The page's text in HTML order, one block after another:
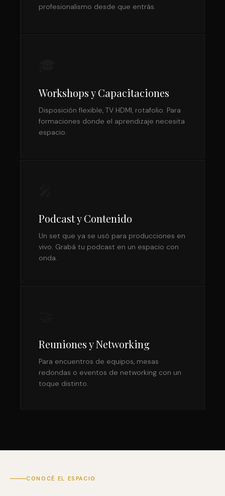
profesionalismo desde que entrás.
Workshops y Capacitaciones
Disposición flexible, TV HDMI, rotafolio. Para
formaciones donde el aprendizaje necesita
espacio.
Podcast y Contenido
Un set que ya se usó para producciones en
vivo. Grabá tu podcast en un espacio con
onda.
Reuniones y Networking
Para encuentros de equipos, mesas
redondas o eventos de networking con un
toque distinto.
CONOCÉ EL ESPACIO